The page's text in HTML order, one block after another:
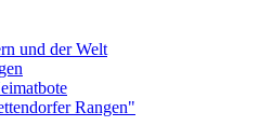
und der Welt
Rangen"